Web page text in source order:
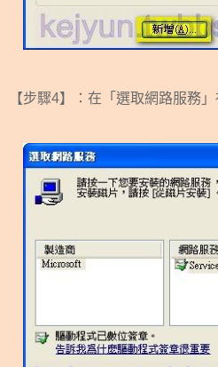
【步驟4】：在「選取網路服務